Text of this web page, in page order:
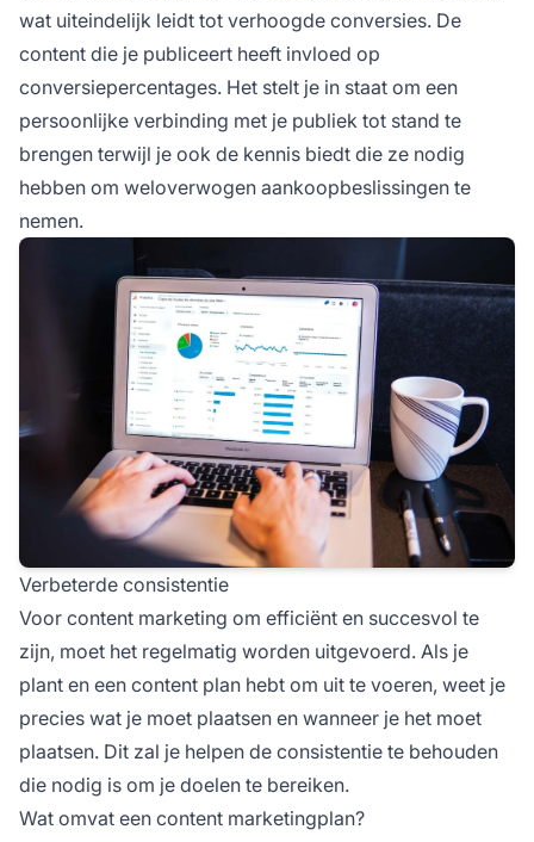
wat uiteindelijk leidt tot verhoogde conversies. De
content die je publiceert heeft invloed op
conversiepercentages. Het stelt je in staat om een
persoonlijke verbinding met je publiek tot stand te
brengen terwijl je ook de kennis biedt die ze nodig
hebben om weloverwogen aankoopbeslissingen te
nemen.
Verbeterde consistentie
Voor content marketing om efficiënt en succesvol te
zijn, moet het regelmatig worden uitgevoerd. Als je
plant en een content plan hebt om uit te voeren, weet je
precies wat je moet plaatsen en wanneer je het moet
plaatsen. Dit zal je helpen de consistentie te behouden
die nodig is om je doelen te bereiken.
Wat omvat een content marketingplan?